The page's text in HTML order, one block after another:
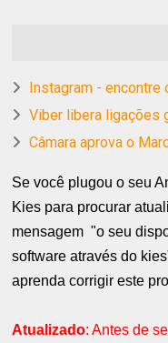
Instagram - encontre
Viber libera ligações
Câmara aprova o
Se você plugou o seu
Kies para procurar
mensagem "o seu
software através do
aprenda corrigir este
Atualizado: Antes de